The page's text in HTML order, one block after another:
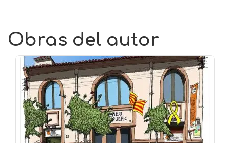
Obras del autor